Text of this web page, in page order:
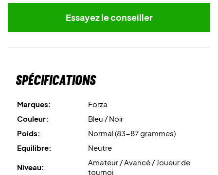
Essayez le conseiller
Spécifications
Marques:
Forza
Couleur:
Bleu / Noir
Poids:
Normal (83-87 grammes)
Equilibre:
Neutre
Niveau:
Amateur / Avancé / Joueur de
tournoi